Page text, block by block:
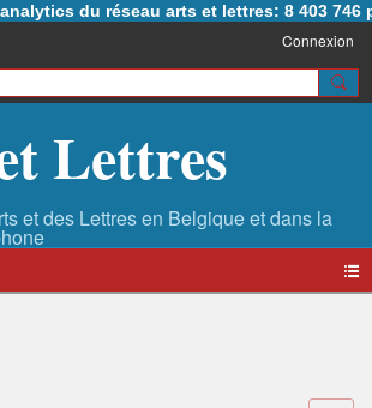
du réseau arts et lettres: 8 403 746
Connexion
Lettres